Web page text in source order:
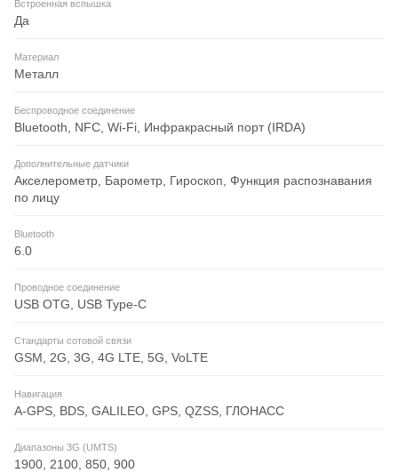
Встроенная вспышка
Да
Материал
Металл
Беспроводное соединение
Bluetooth, NFC, Wi-Fi, Инфракрасный порт (IRDA)
Дополнительные датчики
Акселерометр, Барометр, Гироскоп, Функция распознавания
по лицу
Bluetooth
6.0
Проводное соединение
USB OTG, USB Type-C
Стандарты сотовой связи
GSM, 2G, 3G, 4G LTE, 5G, VoLTE
Навигация
A-GPS, BDS, GALILEO, GPS, QZSS, ГЛОНАСС
Диапазоны 3G (UMTS)
1900, 2100, 850, 900